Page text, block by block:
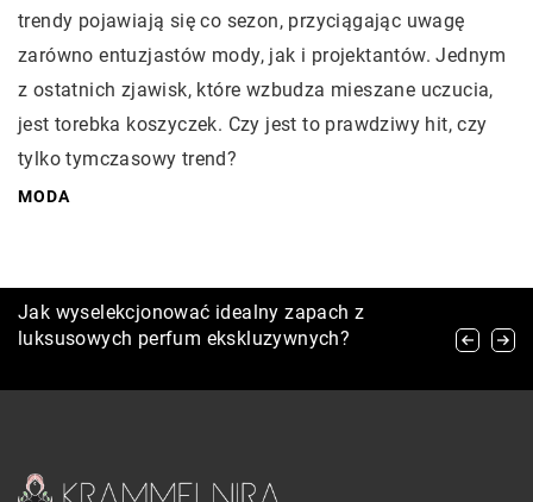
trendy pojawiają się co sezon, przyciągając uwagę
zarówno entuzjastów mody, jak i projektantów. Jednym
z ostatnich zjawisk, które wzbudza mieszane uczucia,
jest torebka koszyczek. Czy jest to prawdziwy hit, czy
tylko tymczasowy trend?
MODA
Jak ekstrakt z morwy białej i miłorzębu
dwuklapowego wspomaga działanie twojego
Jak wyselekcjonować idealny zapach z
luksusowych perfum ekskluzywnych?
Korzyści zdrowotne płynące z używania
waporyzatorów w porównaniu do tradycyjnych